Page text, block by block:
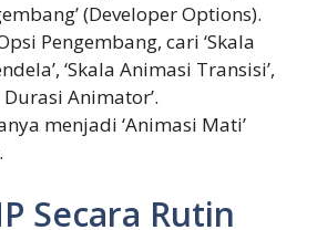
(Developer Options).
Pengembang, cari ‘Skala
‘Skala Animasi Transisi’,
Durasi Animator’.
menjadi ‘Animasi Mati’
Secara Rutin